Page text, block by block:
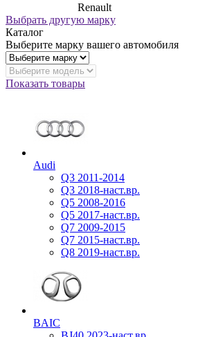
Renault
Выбрать другую марку
Каталог
Выберите марку вашего автомобиля
Показать товары
Audi
Q3 2011-2014
Q3 2018-наст.вр.
Q5 2008-2016
Q5 2017-наст.вр.
Q7 2009-2015
Q7 2015-наст.вр.
Q8 2019-наст.вр.
BAIC